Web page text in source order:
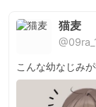
猫麦
こんな幼なじみ